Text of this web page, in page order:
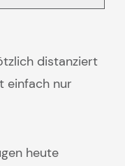
distanziert
einfach nur
heute